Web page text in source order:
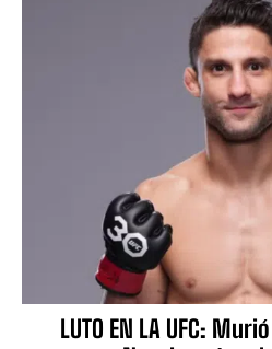
LUTO EN LA UFC: